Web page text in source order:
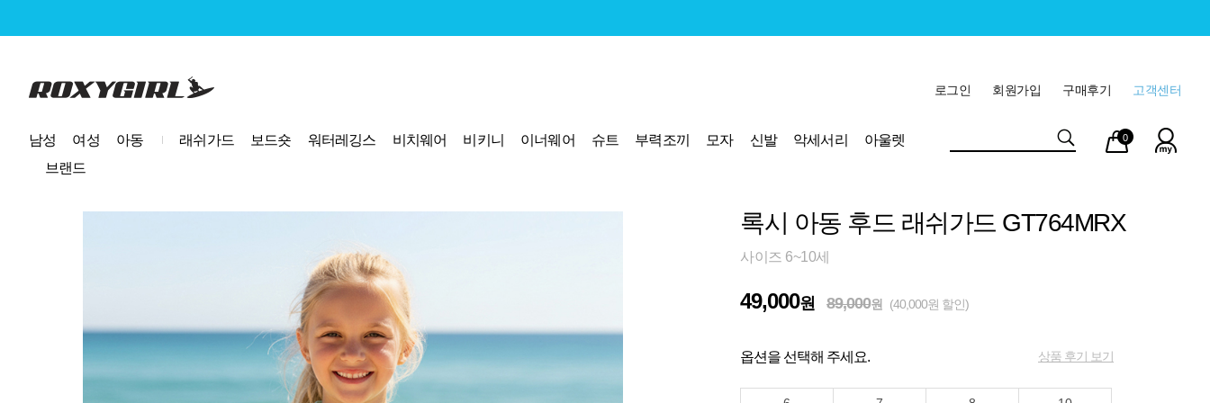
로고 고객센터
구매후기
회원가입
로그인
남성 여성 아동 래쉬가드 보드숏 워터레깅스 비치웨어 비키니 이너웨어 슈트 부력조끼 모자 신발 악세서리
아울렛
브랜드
마이
페이
장바
구니
0
록시 아동 후드 래쉬가드 GT764MRX
사이즈 6~10세
49,000원 89,000원 (40,000원 할인)
옵션을 선택해 주세요. 상품 후기 보기